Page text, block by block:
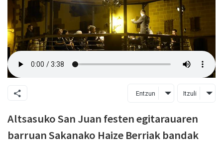
Entzun Itzuli
Altsasuko San Juan festen egitarauaren
barruan Sakanako Haize Berriak bandak